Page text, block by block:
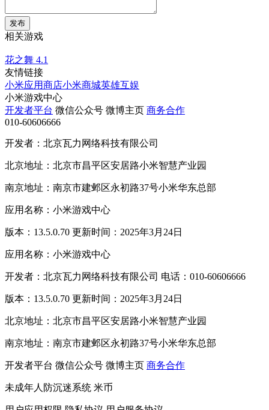
发布
相关游戏
花之舞 4.1
友情链接
小米应用商店小米商城英雄互娱
小米游戏中心
开发者平台 微信公众号 微博主页 商务合作
010-60606666
开发者：北京瓦力网络科技有限公司
北京地址：北京市昌平区安居路小米智慧产业园
南京地址：南京市建邺区永初路37号小米华东总部
应用名称：小米游戏中心
版本：13.5.0.70 更新时间：2025年3月24日
应用名称：小米游戏中心
开发者：北京瓦力网络科技有限公司 电话：010-60606666
版本：13.5.0.70 更新时间：2025年3月24日
北京地址：北京市昌平区安居路小米智慧产业园
南京地址：南京市建邺区永初路37号小米华东总部
开发者平台 微信公众号 微博主页 商务合作
未成年人防沉迷系统 米币